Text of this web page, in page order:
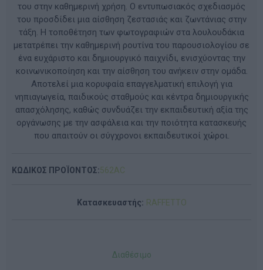
του στην καθημερινή χρήση. Ο εντυπωσιακός σχεδιασμός
του προσδίδει μια αίσθηση ζεστασιάς και ζωντάνιας στην
τάξη. Η τοποθέτηση των φωτογραφιών στα λουλουδάκια
μετατρέπει την καθημερινή ρουτίνα του παρουσιολογίου σε
ένα ευχάριστο και δημιουργικό παιχνίδι, ενισχύοντας την
κοινωνικοποίηση και την αίσθηση του ανήκειν στην ομάδα.
Αποτελεί μια κορυφαία επαγγελματική επιλογή για
νηπιαγωγεία, παιδικούς σταθμούς και κέντρα δημιουργικής
απασχόλησης, καθώς συνδυάζει την εκπαιδευτική αξία της
οργάνωσης με την ασφάλεια και την ποιότητα κατασκευής
που απαιτούν οι σύγχρονοι εκπαιδευτικοί χώροι.
ΚΩΔΙΚΟΣ ΠΡΟΪΟΝΤΟΣ:562AC
Κατασκευαστής: RAFFETTO
Διαθέσιμο